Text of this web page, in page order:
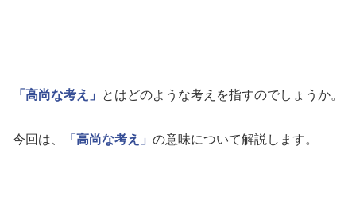
「高尚な考え」 とはどのような考えを指すのでしょうか。
今回は、 「高尚な考え」 の意味について解説します。